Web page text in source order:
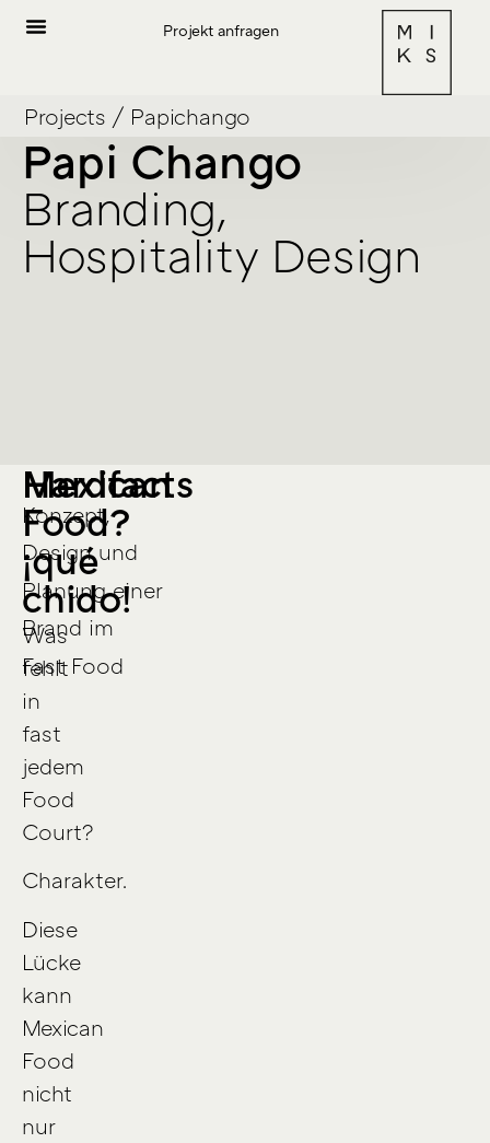
Projekt anfragen
Projects / Papichango
Papi Chango
Branding,
Hospitality Design
Hardfacts
Konzept,
Design und
Planung einer
Brand im
Fast Food
Mexican
Food?
¡qué
chido!
Was
fehlt
in
fast
jedem
Food
Court?
Charakter.
Diese
Lücke
kann
Mexican
Food
nicht
nur